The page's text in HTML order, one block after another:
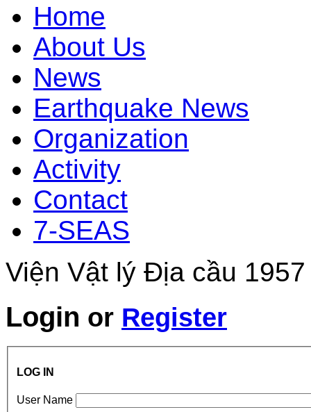
Home
About Us
News
Earthquake News
Organization
Activity
Contact
7-SEAS
Viện Vật lý Địa cầu
Login or Register
LOG IN
User Name